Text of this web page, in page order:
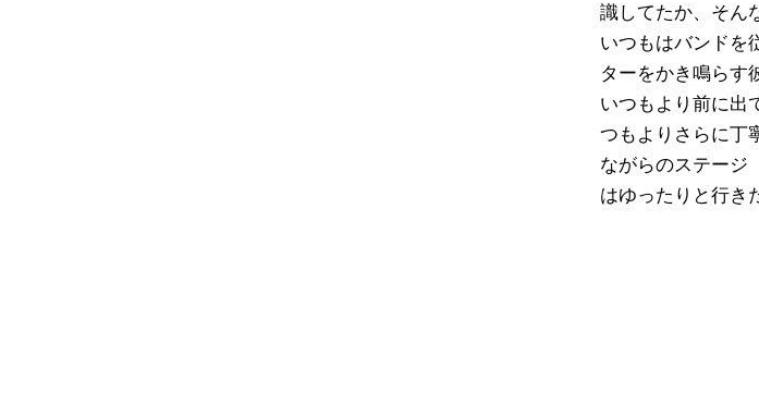
識してたか、そん
いつもはバンドを
ターをかき鳴らす
いつもより前に
つもよりさらに丁
ながらのステー
はゆったりと行き